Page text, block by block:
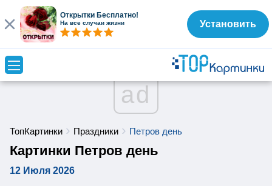
ad
ТопКартинки Праздники Петров день
Картинки Петров день
12 Июля 2026
Открытки Бесплатно!
На все случаи жизни Установить